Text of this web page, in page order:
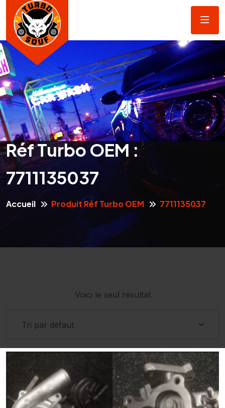
Réf Turbo OEM :
7711135037
Accueil Produit Réf Turbo OEM 7711135037
Voici le seul résultat